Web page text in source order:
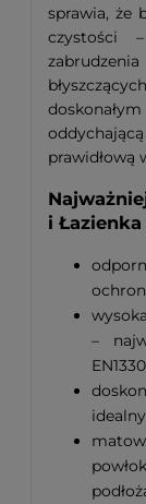
sprawia, że
czystości
prawidłową
i Łazienka
–